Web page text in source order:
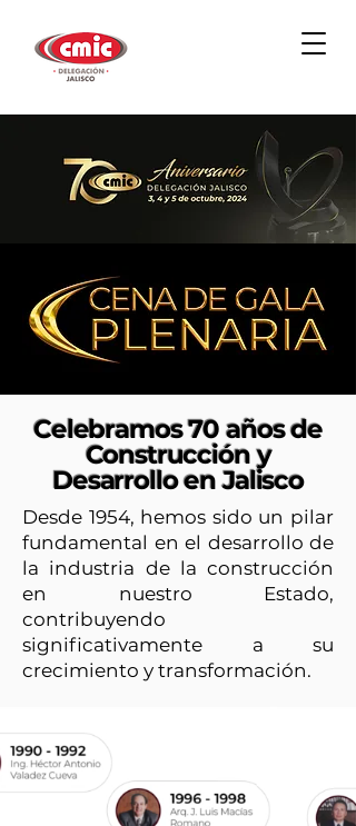
Celebramos 70 años de
Construcción y
Desarrollo en Jalisco
Desde 1954, hemos sido un pilar
fundamental en el desarrollo de
la industria de la construcción
en nuestro Estado,
contribuyendo
significativamente a su
crecimiento y transformación.